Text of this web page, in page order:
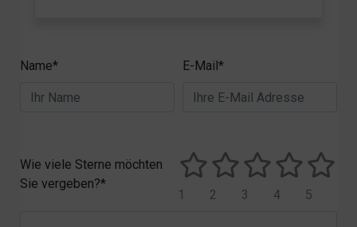
Name* E-Mail*
Wie viele Sterne möchten
Sie vergeben?*
5
4
3
2
1